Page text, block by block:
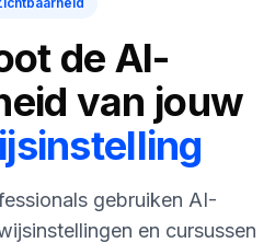
de AI-
van jouw
gebruiken AI-
en cursussen